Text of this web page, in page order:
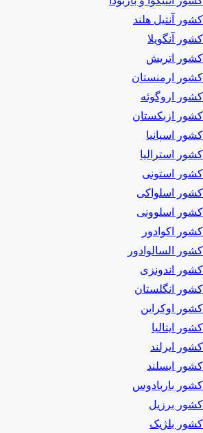
کشور آنتیل هلند
کشور آنگویلا
کشور اتریش
کشور ارمنستان
کشور اروگوئه
کشور ازبکستان
کشور اسپانیا
کشور استرالیا
کشور استونی
کشور اسلواکی
کشور اسلوونی
کشور اکوادور
کشور السالوادور
کشور اندونزی
کشور انگلستان
کشور اوکراین
کشور ایتالیا
کشور ایرلند
کشور ایسلند
کشور باربادوس
کشور برزیل
کشور بلژیک